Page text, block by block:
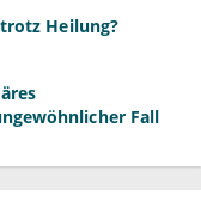
Heilung?
Fall